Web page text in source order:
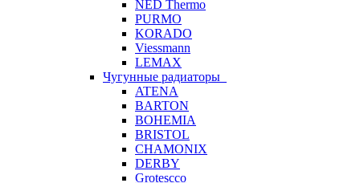
NED Thermo
PURMO
KORADO
Viessmann
LEMAX
Чугунные радиаторы
ATENA
BARTON
BOHEMIA
BRISTOL
CHAMONIX
DERBY
Grotescco